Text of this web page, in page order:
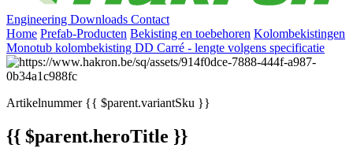
Engineering Downloads Contact
Home Prefab-Producten Bekisting en toebehoren Kolombekistingen
Monotub kolombekisting DD Carré - lengte volgens specificatie
Artikelnummer{{ $parent.variantSku }}
{{ $parent.heroTitle }}